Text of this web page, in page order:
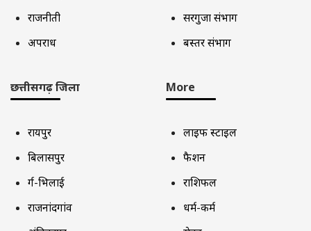
राजनीती
अपराध
सरगुजा संभाग
बस्तर संभाग
छत्तीसगढ़ जिला
रायपुर
बिलासपुर
दुर्ग-भिलाई
राजनांदगांव
More
लाइफ स्टाइल
फैशन
राशिफल
धर्म-कर्म